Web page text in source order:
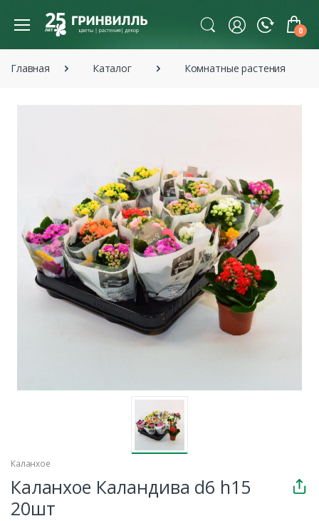
0
Главная Каталог Комнатные растения
Каланхое
Каланхое Каландива d6 h15
20шт